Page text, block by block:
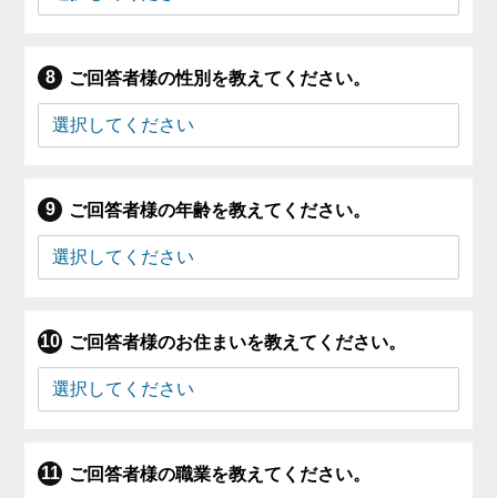
ご回答者様の性別を教えてください。
ご回答者様の年齢を教えてください。
ご回答者様のお住まいを教えてください。
ご回答者様の職業を教えてください。